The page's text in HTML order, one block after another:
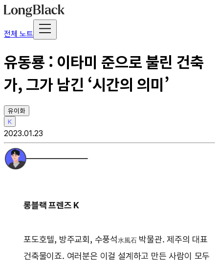
전체 노트
유동룡 : 이타미 준으로 불린 건축
가, 그가 남긴 ‘시간의 의미’
유이화
K
2023.01.23
롱블랙 프렌즈 K
포도호텔, 방주교회, 수풍석水風石박물관. 제주의 대표
건축물이죠. 여러분은 이걸 설계하고 만든 사람이 모두